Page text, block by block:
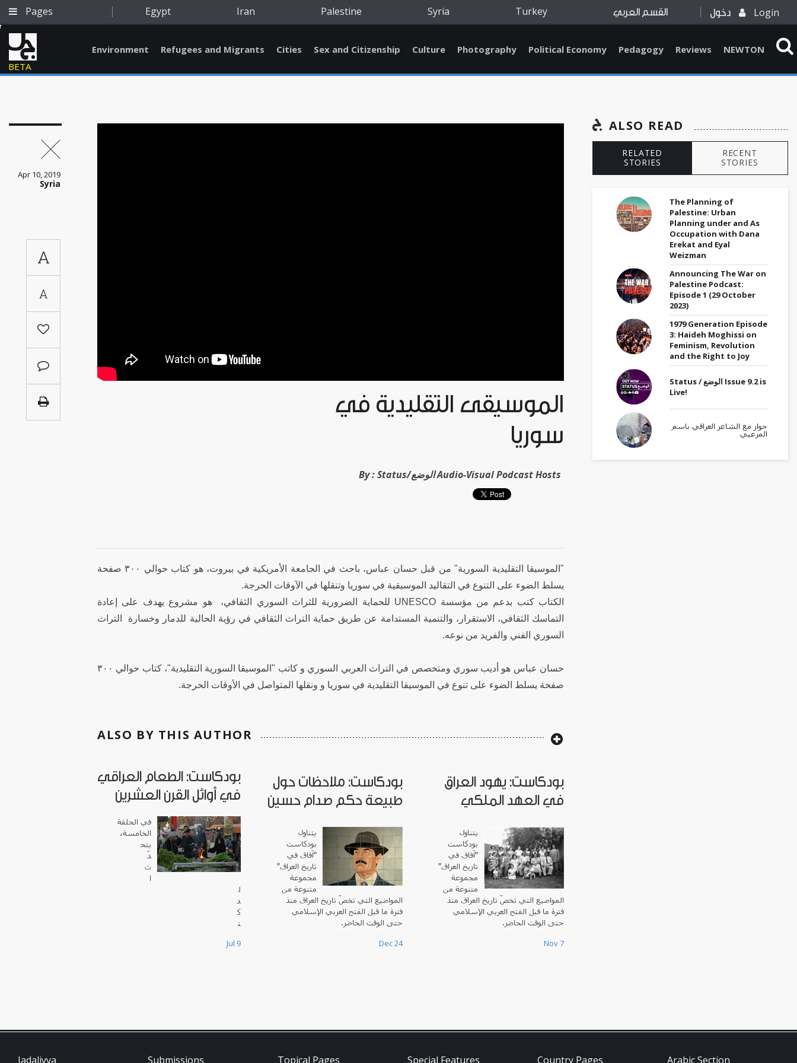
Pages Egypt Iran Palestine Syria Turkey القسم العربي دخول Login
Saudi
Arabia
Turkey
Yemen
BETA
Environment Refugees and Migrants Cities Sex and Citizenship Culture Photography Political Economy Pedagogy Reviews NEWTON
Apr 10, 2019
Syria
A
A
الموسيقى التقليدية في
سوريا
By : Status/الوضع Audio-Visual Podcast Hosts
"الموسيقا التقليدية السورية" من قبل حسان عباس، باحث في الجامعة الأمريكية في بيروت، هو كتاب حوالي ٣٠٠ صفحة
يسلط الضوء على التنوع في التقاليد الموسيقية في سوريا وتنقلها في الآوقات الحرجة.
الكتاب كتب بدعم من مؤسسة UNESCO للحماية الضرورية للثراث السوري الثقافي، هو مشروع يهدف على إعادة
التماسك الثقافي، الاستقرار، والتنمية المستدامة عن طريق حماية التراث الثقافي في رؤية الحالية للدمار وخسارة التراث
السوري الفني والفريد من نوعه.
حسان عباس هو أديب سوري ومتخصص في التراث العربي السوري و كاتب "الموسيقا السورية التقليدية"، كتاب حوالي ٣٠٠
صفحة يسلط الضوء على تنوع في الموسيقا التقليدية في سوريا و ونقلها المتواصل في الأوقات الحرجة.
ALSO BY THIS AUTHOR
بودكاست: الطعام العراقي
في أوائل القرن العشرين
في الحلقة
الخامسة،
يتح
دّ
ث
ا
ل
د
ك
ت
ر
Jul 9
بودكاست: ملاحظات حول
طبيعة حكم صدام حسين
يتناول
بودكاست
"آفاق في
تاريخ العراق"
مجموعة
متنوعة من
المواضيع التي تخصّ تاريخ العراق منذ
فترة ما قبل الفتح العربي الإسلامي
حتى الوقت الحاضر.
Dec 24
بودكاست: يهود العراق
في العهد الملكي
يتناول
بودكاست
"آفاق في
تاريخ العراق"
مجموعة
متنوعة من
المواضيع التي تخصّ تاريخ العراق منذ
فترة ما قبل الفتح العربي الإسلامي
حتى الوقت الحاضر.
Nov 7
ALSO READ
RELATED
STORIES
RECENT
STORIES
The Planning of
Palestine: Urban
Planning under and As
Occupation with Dana
Erekat and Eyal
Weizman
Announcing The War on
Palestine Podcast:
Episode 1 (29 October
2023)
1979 Generation Episode
3: Haideh Moghissi on
Feminism, Revolution
and the Right to Joy
Status / الوضع Issue 9.2 is
Live!
حوار مع الشاعر العراقي باسم
المرعبي
Jadaliyya Submissions Topical Pages Special Features Country Pages Arabic Section